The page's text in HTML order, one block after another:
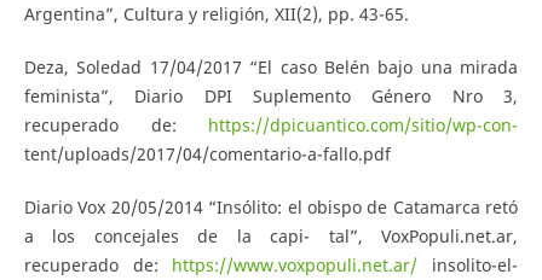
Argentina”, Cultura y religión, XII(2), pp. 43-65.
Deza, Soledad 17/04/2017 “El caso Belén bajo una mirada
feminista”, Diario DPI Suplemento Género Nro 3,
recuperado de: https://dpicuantico.com/sitio/wp-con-
tent/uploads/2017/04/comentario-a-fallo.pdf
Diario Vox 20/05/2014 “Insólito: el obispo de Catamarca retó
a los concejales de la capi- tal”, VoxPopuli.net.ar,
recuperado de: https://www.voxpopuli.net.ar/ insolito-el-